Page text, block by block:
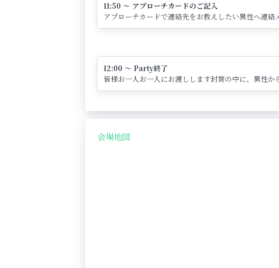
11:50 ～ アプローチカードのご記入
アプローチカードで連絡先をお教えしたい異性へ連絡
12:00 ～ Party終了
皆様お一人お一人にお渡しします封筒の中に、異性か
会場地図